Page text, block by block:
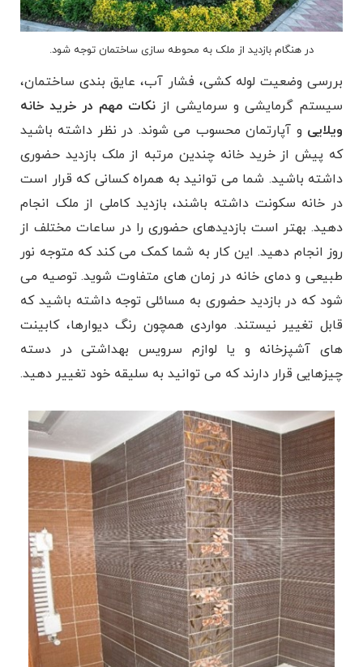
در هنگام بازدید از ملک به محوطه سازی ساختمان توجه شود.
بررسی وضعیت لوله کشی، فشار آب، عایق بندی ساختمان،
سیستم گرمایشی و سرمایشی از نکات مهم در خرید خانه
ویلایی و آپارتمان محسوب می شوند. در نظر داشته باشید
که پیش از خرید خانه چندین مرتبه از ملک بازدید حضوری
داشته باشید. شما می توانید به همراه کسانی که قرار است
در خانه سکونت داشته باشند، بازدید کاملی از ملک انجام
دهید. بهتر است بازدیدهای حضوری را در ساعات مختلف از
روز انجام دهید. این کار به شما کمک می کند که متوجه نور
طبیعی و دمای خانه در زمان های متفاوت شوید. توصیه می
شود که در بازدید حضوری به مسائلی توجه داشته باشید که
قابل تغییر نیستند. مواردی همچون رنگ دیوارها، کابینت
های آشپزخانه و یا لوازم سرویس بهداشتی در دسته
چیزهایی قرار دارند که می توانید به سلیقه خود تغییر دهید.